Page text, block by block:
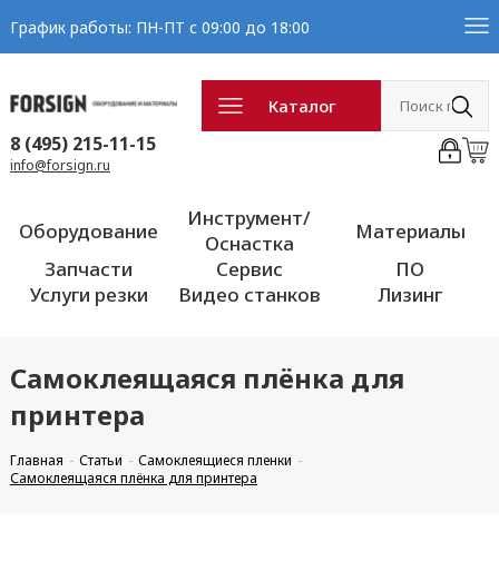
График работы: ПН-ПТ с 09:00 до 18:00
Каталог
8 (495) 215-11-15
info@forsign.ru
Оборудование
Инструмент/
Оснастка
Материалы
Запчасти
Сервис
ПО
Услуги резки
Видео станков Лизинг
Самоклеящаяся плёнка для
принтера
Главная Статьи
Самоклеящиеся пленки
Самоклеящаяся плёнка для принтера